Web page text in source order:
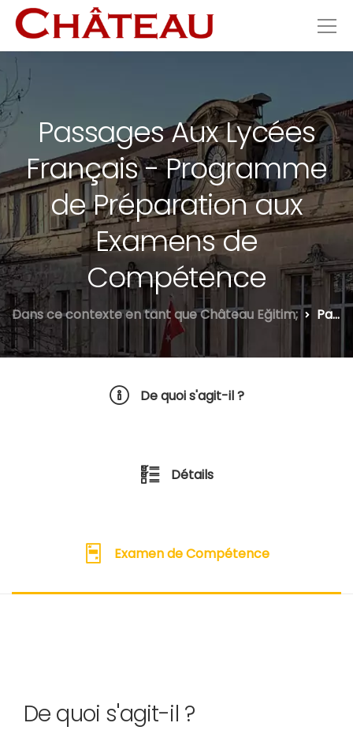
Passages Aux Lycées
Français - Programme
de Préparation aux
Examens de
Compétence
Dans ce contexte en tant que Château Eğitim; Passages Aux Lycées Français - Programme de Préparation aux Examens de Compétence
De quoi s'agit-il ?
Détails
Examen de Compétence
De quoi s'agit-il ?